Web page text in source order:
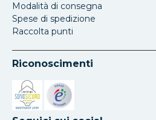
Modalità di consegna
Spese di spedizione
Raccolta punti
Riconoscimenti